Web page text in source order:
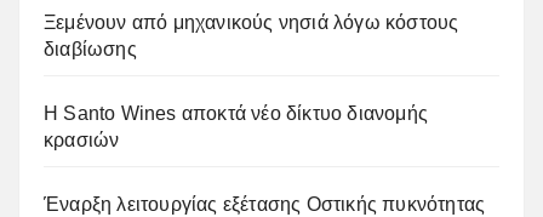
Ξεμένουν από μηχανικούς νησιά λόγω κόστους
διαβίωσης
Η Santo Wines αποκτά νέο δίκτυο διανομής
κρασιών
Έναρξη λειτουργίας εξέτασης Οστικής πυκνότητας